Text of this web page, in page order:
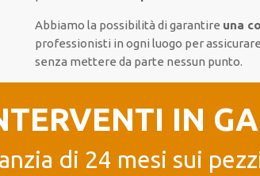
Abbiamo la possibilità di garantire una
professionisti in ogni luogo perassicurare
senza mettere da parte nessun punto.
IN
di 24 mesi sui